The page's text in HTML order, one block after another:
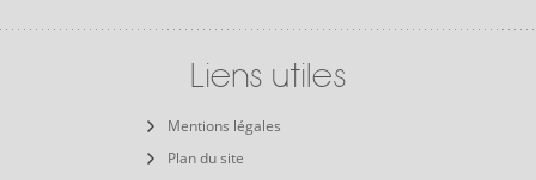
Liens utiles
Mentions légales
Plan du site